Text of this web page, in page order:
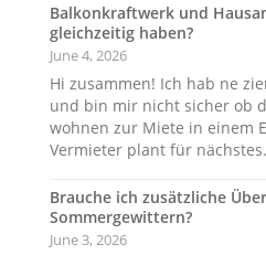
Balkonkraftwerk und
gleichzeitig haben?
June 4, 2026
Hi zusammen! Ich hab ne
und bin mir nicht sicher ob
wohnen zur Miete in einem
Vermieter plant für
Brauche ich zusätzliche
Sommergewittern?
June 3, 2026